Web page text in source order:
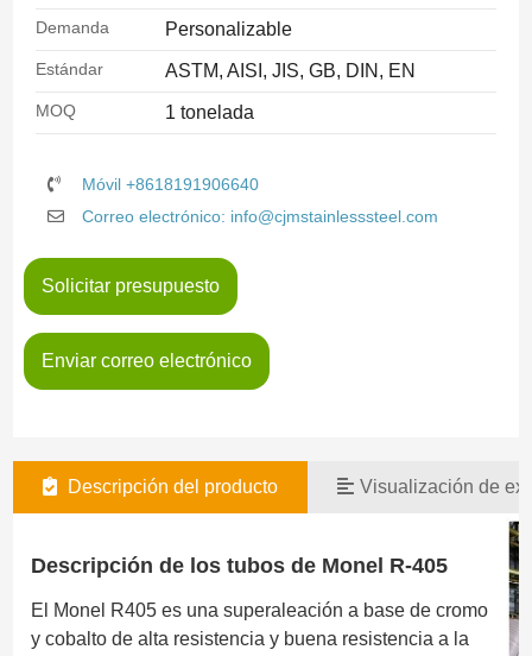
Demanda Personalizable
Estándar ASTM, AISI, JIS, GB, DIN, EN
MOQ 1 tonelada
Móvil +8618191906640
Correo electrónico: info@cjmstainlesssteel.com
Solicitar presupuesto
Enviar correo electrónico
Descripción del producto Visualización de
Descripción de los tubos de Monel R-405
El Monel R405 es una superaleación a base de cromo
y cobalto de alta resistencia y buena resistencia a la